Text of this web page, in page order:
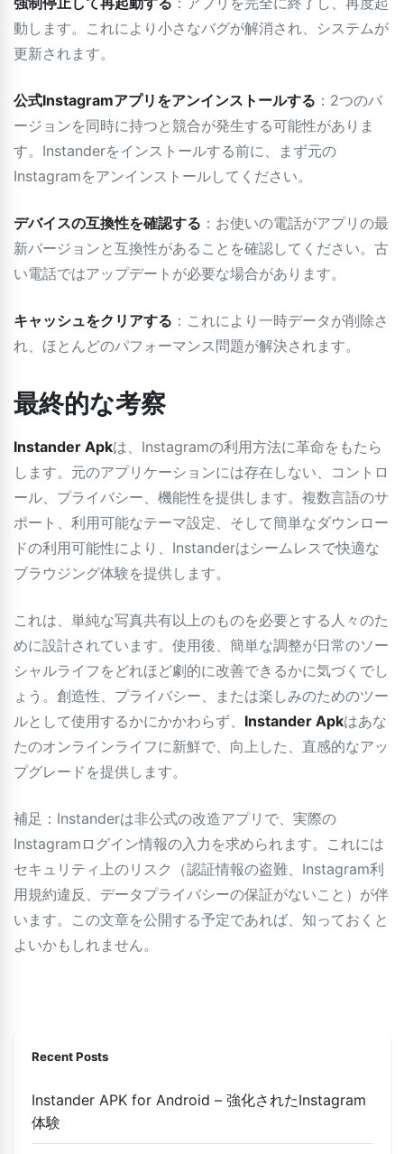
動します。これにより小さなバグが解消され、システムが
更新されます。
公式Instagramアプリをアンインストールする ：2つのバ
ージョンを同時に持つと競合が発生する可能性がありま
す。Instanderをインストールする前に、まず元の
Instagramをアンインストールしてください。
デバイスの互換性を確認する ：お使いの電話がアプリの最
新バージョンと互換性があることを確認してください。古
い電話ではアップデートが必要な場合があります。
キャッシュをクリアする ：これにより一時データが削除さ
れ、ほとんどのパフォーマンス問題が解決されます。
最終的な考察
Instander Apkは、Instagramの利用方法に革命をもたら
します。元のアプリケーションには存在しない、コントロ
ール、プライバシー、機能性を提供します。複数言語のサ
ポート、利用可能なテーマ設定、そして簡単なダウンロー
ドの利用可能性により、Instanderはシームレスで快適な
ブラウジング体験を提供します。
これは、単純な写真共有以上のものを必要とする人々のた
めに設計されています。使用後、簡単な調整が日常のソー
シャルライフをどれほど劇的に改善できるかに気づくでし
ょう。創造性、プライバシー、または楽しみのためのツー
ルとして使用するかにかかわらず、 Instander Apkはあな
たのオンラインライフに新鮮で、向上した、直感的なアッ
プグレードを提供します。
補足：Instanderは非公式の改造アプリで、実際の
Instagramログイン情報の入力を求められます。これには
セキュリティ上のリスク（認証情報の盗難、Instagram利
用規約違反、データプライバシーの保証がないこと）が伴
います。この文章を公開する予定であれば、知っておくと
よいかもしれません。
Recent Posts
Instander APK for Android – 強化されたInstagram
体験